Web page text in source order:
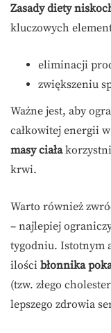
Zasady diety
kluczowych
eliminacji
zwiększeniu
Ważne jest, aby
całkowitej energii
masy ciała
krwi.
Warto również
– najlepiej
tygodniu. Istotnym
ilości błonnika
(tzw. złego
lepszego zdrowia